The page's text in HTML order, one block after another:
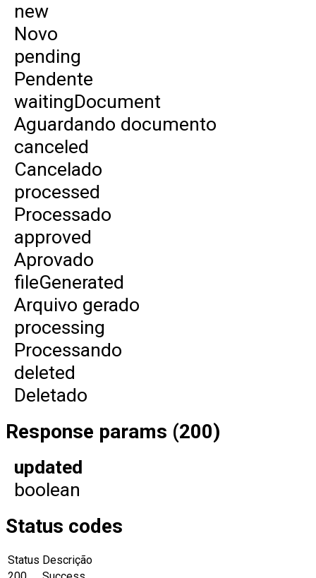
new
Novo
pending
Pendente
waitingDocument
Aguardando documento
canceled
Cancelado
processed
Processado
approved
Aprovado
fileGenerated
Arquivo gerado
processing
Processando
deleted
Deletado
Response params (200)
updated
boolean
Status codes
Status Descrição